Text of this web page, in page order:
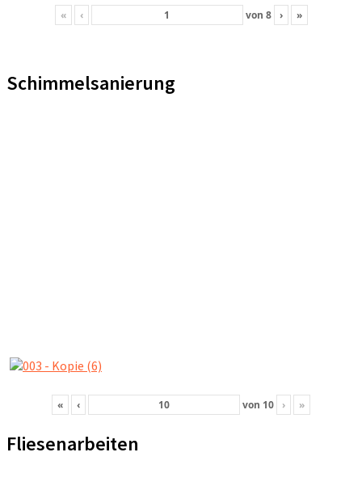
« ‹ von 8 › »
Schimmelsanierung
« ‹ von 10 › »
Fliesenarbeiten